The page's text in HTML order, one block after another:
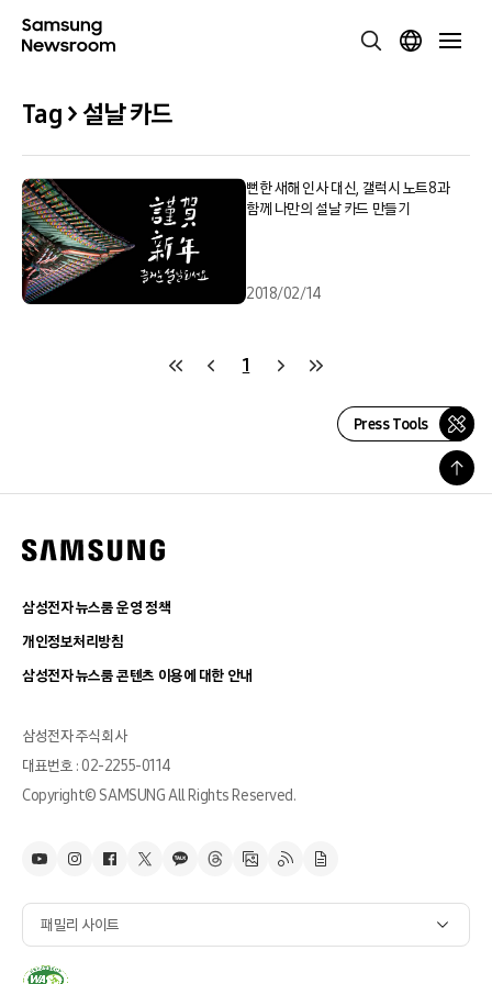
Tag > 설날 카드
뻔한 새해 인사 대신, 갤럭시 노트8과
함께 나만의 설날 카드 만들기
2018/02/14
1
Press Tools
삼성전자 뉴스룸 운영 정책
개인정보처리방침
삼성전자 뉴스룸 콘텐츠 이용에 대한 안내
삼성전자 주식회사
대표번호 : 02-2255-0114
Copyright© SAMSUNG All Rights Reserved.
패밀리 사이트